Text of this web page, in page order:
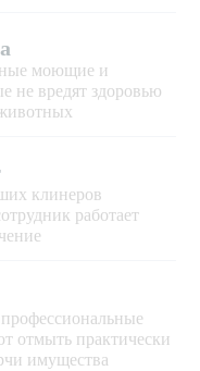
моющие и
не вредят здоровью
клинеров
работает
отмыть практически
имущества